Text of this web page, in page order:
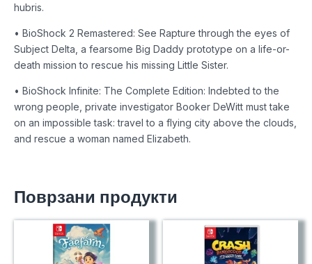
hubris.
• BioShock 2 Remastered: See Rapture through the eyes of
Subject Delta, a fearsome Big Daddy prototype on a life-or-
death mission to rescue his missing Little Sister.
• BioShock Infinite: The Complete Edition: Indebted to the
wrong people, private investigator Booker DeWitt must take
on an impossible task: travel to a flying city above the clouds,
and rescue a woman named Elizabeth.
Поврзани продукти